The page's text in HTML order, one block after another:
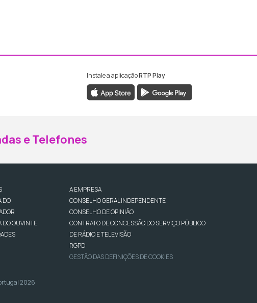
Facebook da RTP Madeira
Instagram da RTP Madeira
Instale a aplicaçãoRTP Play
e Telefones
DO
DO OUVINTE
A EMPRESA
CONSELHO GERAL INDEPENDENTE
CONSELHO DE OPINIÃO
CONTRATO DE CONCESSÃO DO SERVIÇO PÚBLICO
DE RÁDIO E TELEVISÃO
RGPD
GESTÃO DAS DEFINIÇÕES DE COOKIES
2026